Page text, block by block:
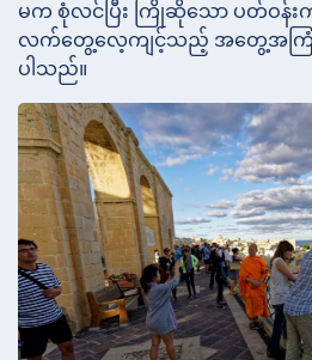
မက စုံလင်ပြီး ကြိုဆိုသော ပတ်ဝန်း
လက်တွေ့လေ့ကျင့်သည့် အတွေ့အကြုံက
ပါသည်။